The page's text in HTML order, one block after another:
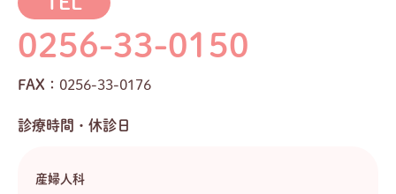
0256-33-0150
FAX： 0256-33-0176
診療時間・休診日
産婦人科